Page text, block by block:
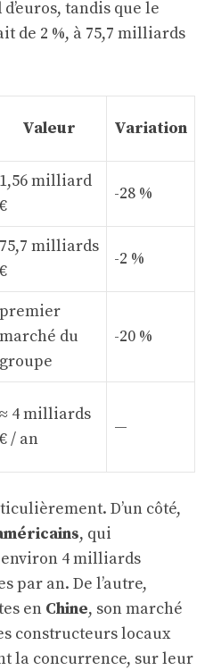
tandis que le
de 2 %, à 75,7 milliards
Valeur Variation
1,56 milliard
€
-28 %
75,7 milliards
€
-2 %
premier
marché du
groupe
-20 %
≈ 4 milliards
€ / an
—
D’un côté,
, qui
4 milliards
par an. De l’autre,
en Chine, son marché
constructeurs locaux
la concurrence, sur leur